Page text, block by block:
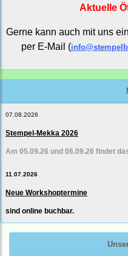
Aktuelle
Gerne kann auch mit uns
per E-Mail (
07.08.2026
Stempel-Mekka 2026
Am 05.09.26 und 06.09.26 findet
11.07.2026
Neue Workshoptermine
sind online buchbar.